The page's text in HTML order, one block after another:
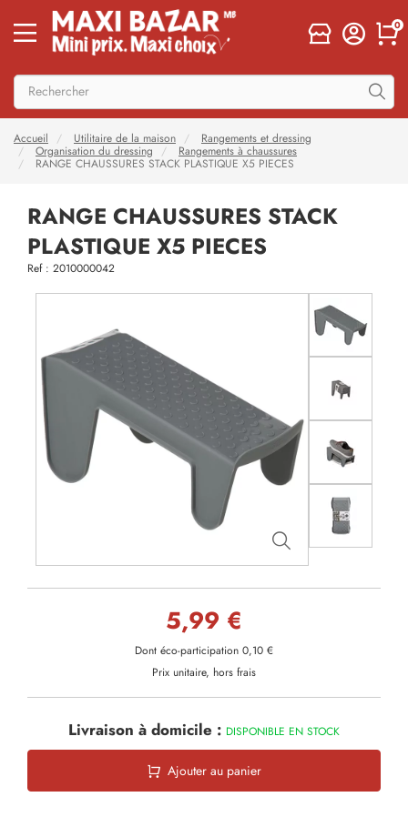
0
Accueil Utilitaire de la maison
Rangements et dressing
Organisation du dressing
Rangements à chaussures
RANGE CHAUSSURES STACK PLASTIQUE X5 PIECES
RANGE CHAUSSURES STACK
PLASTIQUE X5 PIECES
Ref : 2010000042
5,99 €
Dont éco-participation 0,10 €
Prix unitaire, hors frais
Livraison à domicile : DISPONIBLE EN STOCK
Ajouter au panier